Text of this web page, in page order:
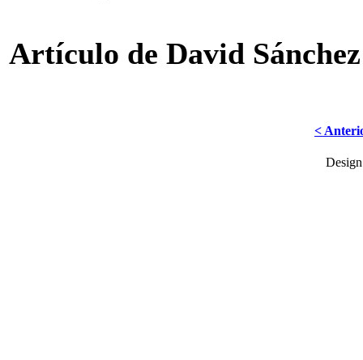
Artículo de David
<